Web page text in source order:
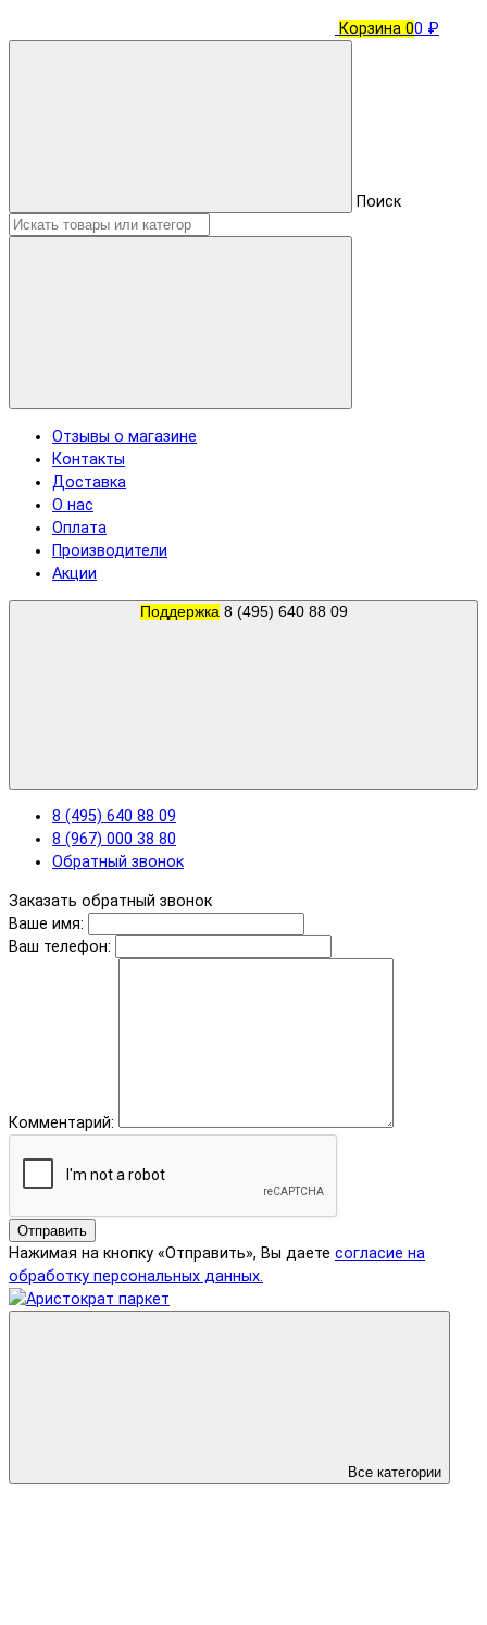
Корзина 00 ₽
Поиск
Отзывы о магазине
Контакты
Доставка
О нас
Оплата
Производители
Акции
Поддержка 8 (495) 640 88 09
8 (495) 640 88 09
8 (967) 000 38 80
Обратный звонок
Заказать обратный звонок
Ваше имя:
Ваш телефон:
Комментарий:
Отправить
Нажимая на кнопку «Отправить», Вы даете согласие на
обработку персональных данных.
Все категории